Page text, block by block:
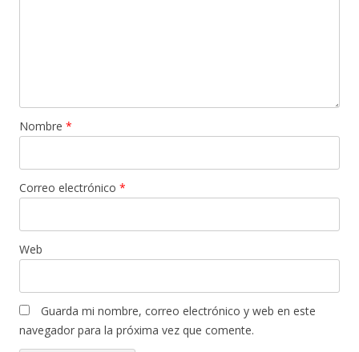
Nombre *
Correo electrónico *
Web
Guarda mi nombre, correo electrónico y web en este
navegador para la próxima vez que comente.